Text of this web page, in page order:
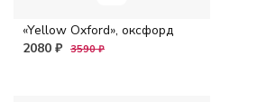
«Yellow Oxford», оксфорд
2080 ₽ 3590 ₽